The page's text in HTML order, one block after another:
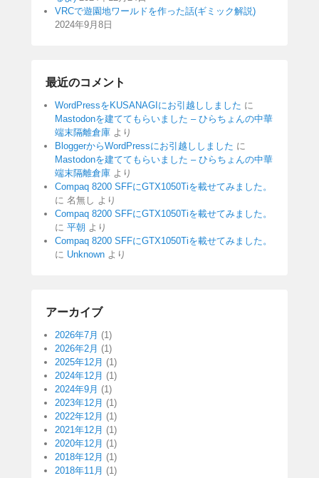
VRCで遊園地ワールドを作った話(ギミック解説)
2024年9月8日
最近のコメント
WordPressをKUSANAGIにお引越ししました に
Mastodonを建ててもらいました – ひらちょんの中華
端末隔離倉庫 より
BloggerからWordPressにお引越ししました に
Mastodonを建ててもらいました – ひらちょんの中華
端末隔離倉庫 より
Compaq 8200 SFFにGTX1050Tiを載せてみました。
に 名無し より
Compaq 8200 SFFにGTX1050Tiを載せてみました。
に 平朝 より
Compaq 8200 SFFにGTX1050Tiを載せてみました。
に Unknown より
アーカイブ
2026年7月 (1)
2026年2月 (1)
2025年12月 (1)
2024年12月 (1)
2024年9月 (1)
2023年12月 (1)
2022年12月 (1)
2021年12月 (1)
2020年12月 (1)
2018年12月 (1)
2018年11月 (1)